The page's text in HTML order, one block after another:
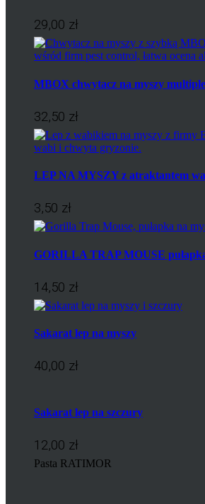
29,00 zł
MBOX chwytacz na myszy
32,50 zł
LEP NA MYSZY z atraktantem
3,50 zł
GORILLA TRAP MOUSE
14,50 zł
Sakarat lep na myszy
40,00 zł
Sakarat lep na szczury
12,00 zł
Pasta RATIMOR